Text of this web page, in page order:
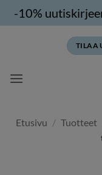
-10%
TILAA
Etusivu / Tuotteet